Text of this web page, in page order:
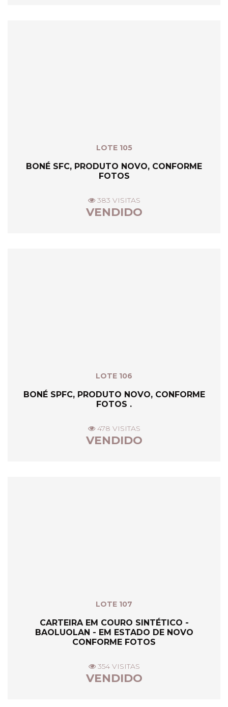
LOTE 105
BONÉ SFC, PRODUTO NOVO, CONFORME
FOTOS
383 VISITAS
VENDIDO
LOTE 106
BONÉ SPFC, PRODUTO NOVO, CONFORME
FOTOS .
478 VISITAS
VENDIDO
LOTE 107
CARTEIRA EM COURO SINTÉTICO -
BAOLUOLAN - EM ESTADO DE NOVO
CONFORME FOTOS
354 VISITAS
VENDIDO